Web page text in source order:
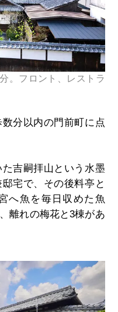
。フロント、レストラ
分以内の門前町に点
吉嗣拝山という水墨
宅で、その後料亭と
へ魚を毎日収めた魚
離れの梅花と3棟があ